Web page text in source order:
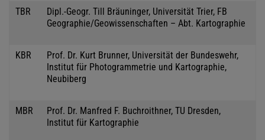
TBR
Dipl.-Geogr. Till Bräuninger, Universität Trier, FB
Geographie/Geowissenschaften – Abt. Kartographie
KBR
Prof. Dr. Kurt Brunner, Universität der Bundeswehr,
Institut für Photogrammetrie und Kartographie,
Neubiberg
MBR
Prof. Dr. Manfred F. Buchroithner, TU Dresden,
Institut für Kartographie